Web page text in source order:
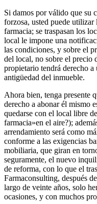
Si damos por válido que su
forzosa, usted puede
farmacia; se traspasan los
local le impone una
las condiciones, y sobre el
del local, no sobre el precio
propietario tendrá derecho a
antigüedad del inmueble.
Ahora bien, tenga presente
derecho a abonar él mismo
quedarse con el local libre
farmacia»en el aire?);
arrendamiento será como
conforme a las exigencias
mobiliaria, que giran en
seguramente, el nuevo
de reforma, con lo que el
Farmaconsulting, después
largo de veinte años, solo
ocasiones, y con muchos